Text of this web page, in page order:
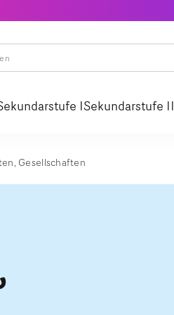
ISekundarstufe II
Gesellschaften